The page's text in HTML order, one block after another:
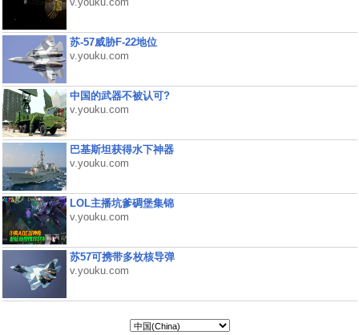
v.youku.com
苏-57威胁F-22地位
v.youku.com
中国的武器不被认可?
v.youku.com
巴基斯坦获得水下神器
v.youku.com
LOL主播坑爹碉堡集锦
v.youku.com
苏57可携带多枚核导弹
v.youku.com